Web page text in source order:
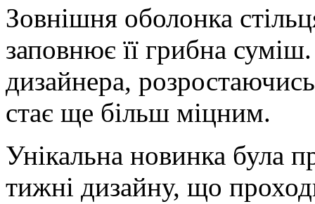
Зовнішня оболонка
заповнює її грибна
дизайнера,
стає ще більш міцним.
Унікальна новинка була
тижні дизайну, що